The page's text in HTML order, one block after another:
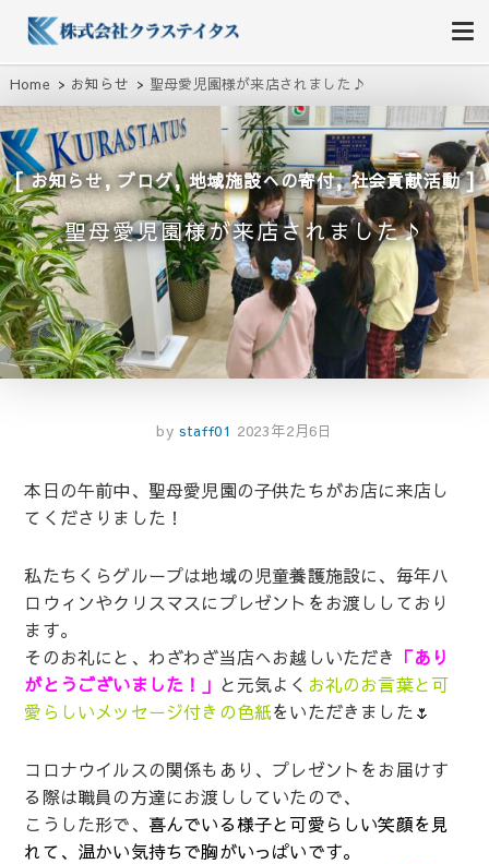
株式会社クラステイタス
地域のコミュニティーを大切にする企業
Home お知らせ 聖母愛児園様が来店されました♪
お知らせ,ブログ,地域施設への寄付,社会貢献活動
聖母愛児園様が来店されました♪
by staff01 2023年2月6日
本日の午前中、聖母愛児園の子供たちがお店に来店し
てくださりました！
私たちくらグループは地域の児童養護施設に、毎年ハ
ロウィンやクリスマスにプレゼントをお渡ししており
ます。
そのお礼にと、わざわざ当店へお越しいただき 「あり
がとうございました！」 と元気よく お礼のお言葉と可
愛らしいメッセージ付きの色紙をいただきました🌷
コロナウイルスの関係もあり、プレゼントをお届けす
る際は職員の方達にお渡ししていたので、
こうした形で、 喜んでいる様子と可愛らしい笑顔を見
れて、温かい気持ちで胸がいっぱいです。